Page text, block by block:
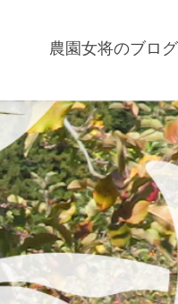
農園女将のブログ